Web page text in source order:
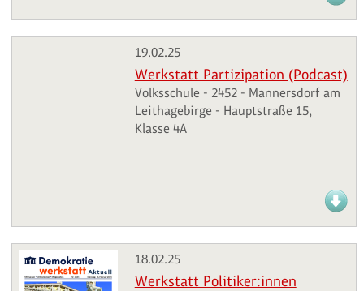
19.02.25
Werkstatt Partizipation (Podcast)
Volksschule - 2452 - Mannersdorf am
Leithagebirge - Hauptstraße 15,
Klasse 4A
18.02.25
Werkstatt Politiker:innen